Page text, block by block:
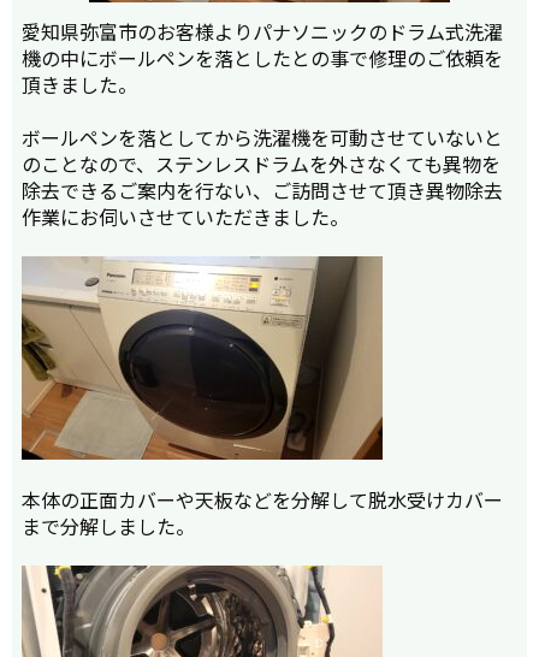
愛知県弥富市のお客様よりパナソニックのドラム式洗濯
機の中にボールペンを落としたとの事で修理のご依頼を
頂きました。
ボールペンを落としてから洗濯機を可動させていないと
のことなので、ステンレスドラムを外さなくても異物を
除去できるご案内を行ない、ご訪問させて頂き異物除去
作業にお伺いさせていただきました。
本体の正面カバーや天板などを分解して脱水受けカバー
まで分解しました。